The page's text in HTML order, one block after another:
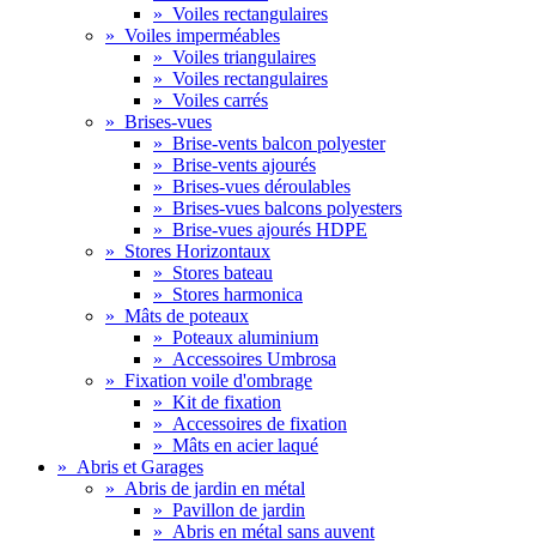
» Voiles rectangulaires
» Voiles imperméables
» Voiles triangulaires
» Voiles rectangulaires
» Voiles carrés
» Brises-vues
» Brise-vents balcon polyester
» Brise-vents ajourés
» Brises-vues déroulables
» Brises-vues balcons polyesters
» Brise-vues ajourés HDPE
» Stores Horizontaux
» Stores bateau
» Stores harmonica
» Mâts de poteaux
» Poteaux aluminium
» Accessoires Umbrosa
» Fixation voile d'ombrage
» Kit de fixation
» Accessoires de fixation
» Mâts en acier laqué
» Abris et Garages
» Abris de jardin en métal
» Pavillon de jardin
» Abris en métal sans auvent